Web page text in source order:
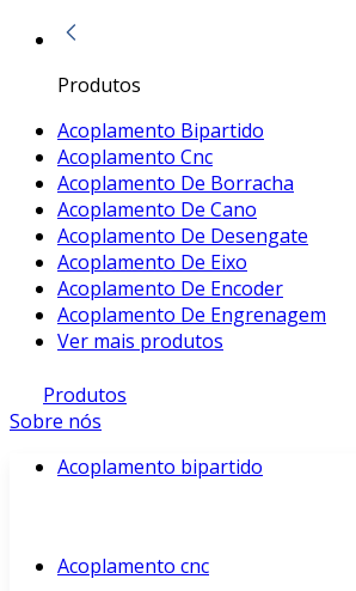
Produtos
Acoplamento Bipartido
Acoplamento Cnc
Acoplamento De Borracha
Acoplamento De Cano
Acoplamento De Desengate
Acoplamento De Eixo
Acoplamento De Encoder
Acoplamento De Engrenagem
Ver mais produtos
Produtos
Sobre nós
Acoplamento bipartido
Acoplamento cnc